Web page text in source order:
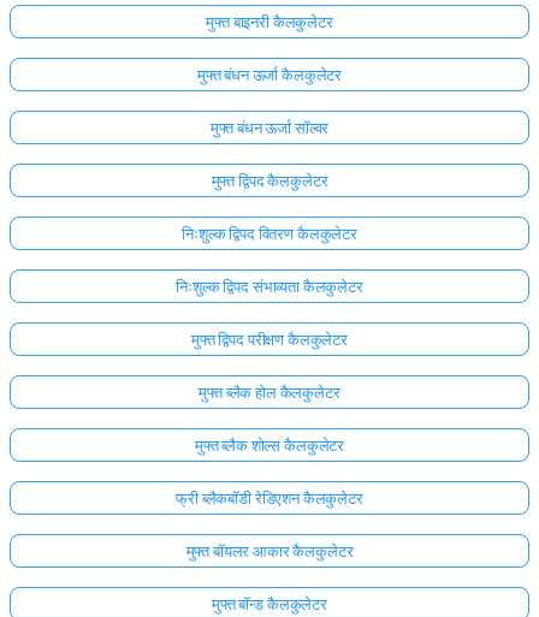
अभी
प्रश्न
नहीं
अपना
पहला
प्रश्न
मुफ्त बाइनरी कैलकुलेटर
मुफ्त बंधन ऊर्जा कैलकुलेटर
मुफ्त बंधन ऊर्जा सॉल्वर
मुफ्त द्विपद कैलकुलेटर
निःशुल्क द्विपद वितरण कैलकुलेटर
निःशुल्क द्विपद संभाव्यता कैलकुलेटर
मुफ्त द्विपद परीक्षण कैलकुलेटर
मुफ्त ब्लैक होल कैलकुलेटर
मुफ्त ब्लैक शोल्स कैलकुलेटर
फ्री ब्लैकबॉडी रेडिएशन कैलकुलेटर
मुफ्त बॉयलर आकार कैलकुलेटर
मुफ्त बॉन्ड कैलकुलेटर